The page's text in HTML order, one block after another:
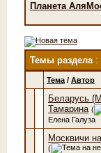
Планета
Темы раздела:
Тема / Автор
Беларусь
Тамарина (
Елена Галуза
Москвичи
(